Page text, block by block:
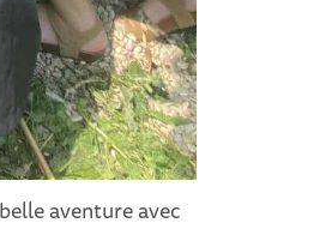
aventure avec